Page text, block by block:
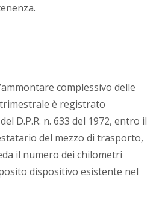
complessivo delle
è registrato
D.P.R. n. 633 del 1972, entro il
del mezzo di trasporto,
il numero dei chilometri
dispositivo esistente nel